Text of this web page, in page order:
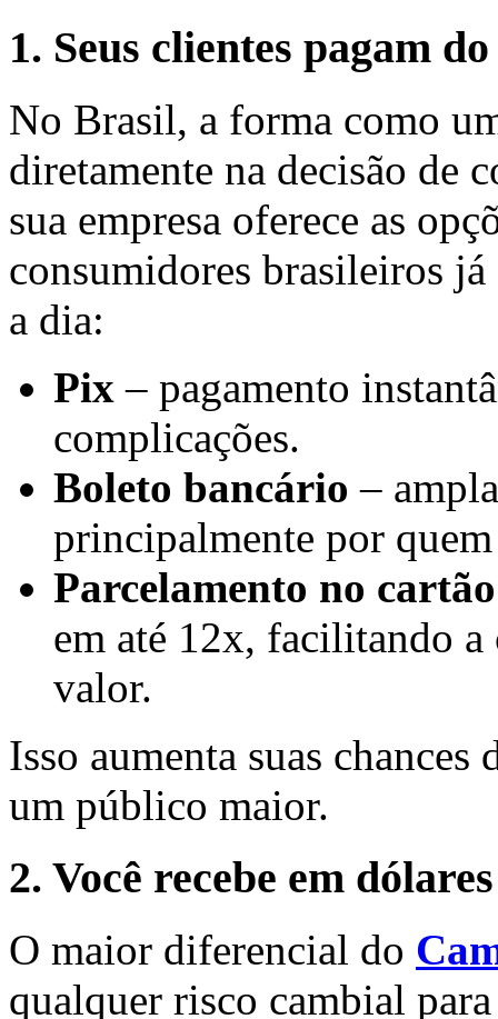
1. Seus clientes pagam
No Brasil, a forma como
diretamente na decisão de
sua empresa oferece as
consumidores brasileiros já
a dia:
Pix – pagamento
complicações.
Boleto bancário –
principalmente por
Parcelamento no
em até 12x, facilitando a
valor.
Isso aumenta suas chances
um público maior.
2. Você recebe em
O maior diferencial do
qualquer risco cambial